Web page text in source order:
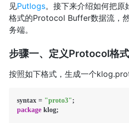
见Putlogs。接下来介绍如何把原
格式的Protocol Buffer数据流，
务端。
步骤一、定义Protocol格式
按照如下格式，生成一个
syntax = "proto3"
package klog;